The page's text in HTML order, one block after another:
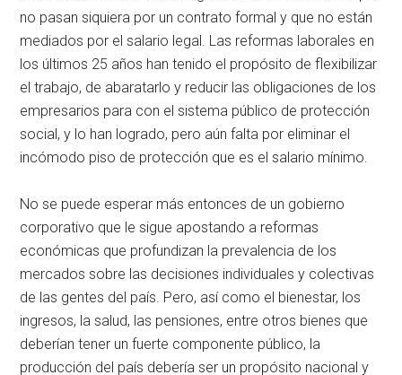
no pasan siquiera por un contrato formal y que no están
mediados por el salario legal. Las reformas laborales en
los últimos 25 años han tenido el propósito de flexibilizar
el trabajo, de abaratarlo y reducir las obligaciones de los
empresarios para con el sistema público de protección
social, y lo han logrado, pero aún falta por eliminar el
incómodo piso de protección que es el salario mínimo.
No se puede esperar más entonces de un gobierno
corporativo que le sigue apostando a reformas
económicas que profundizan la prevalencia de los
mercados sobre las decisiones individuales y colectivas
de las gentes del país. Pero, así como el bienestar, los
ingresos, la salud, las pensiones, entre otros bienes que
deberían tener un fuerte componente público, la
producción del país debería ser un propósito nacional y